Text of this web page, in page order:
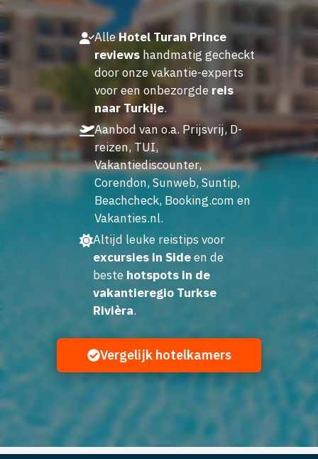
AlleHotel Turan Prince
reviewshandmatig gecheckt
door onze vakantie-experts
voor een onbezorgde reis
naar Turkije.
Aanbod van o.a. Prijsvrij, D-
reizen, TUI,
Vakantiediscounter,
Corendon, Sunweb, Suntip,
Beachcheck, Booking.com en
Vakanties.nl.
Altijd leuke reistips voor
excursies in Sideen de
beste hotspots in de
vakantieregio Turkse
Rivièra.
Vergelijk hotelkamers